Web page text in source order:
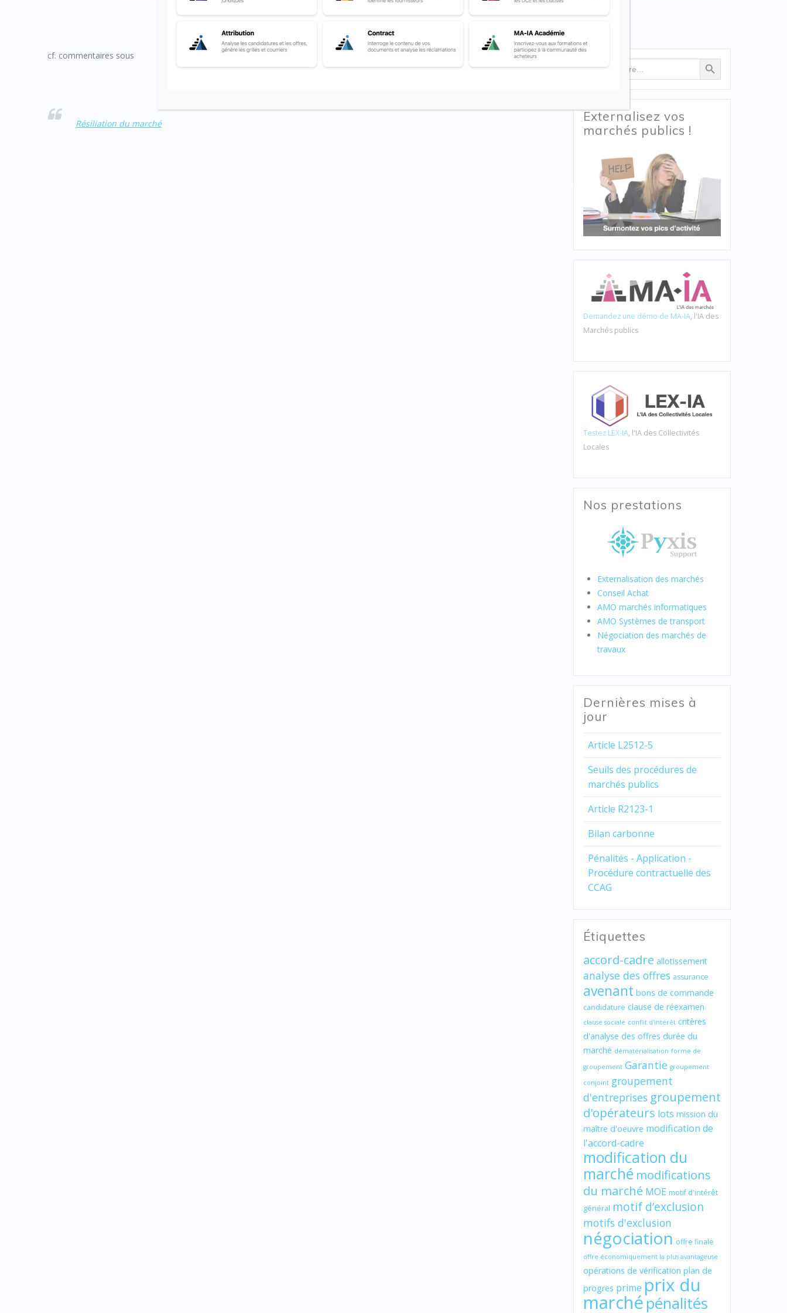
cf. commentaires sous
Résiliation du marché
for:
Search Button
Externalisez vos
marchés publics !
Demandez une démo de MA-IA, l'IA des
Marchés publics
Testez LEX-IA, l'IA des Collectivités
Locales
Nos prestations
Externalisation des marchés
Conseil Achat
AMO marchés informatiques
AMO Systèmes de transport
Négociation des marchés de
travaux
Dernières mises à
jour
Article L2512-5
Seuils des procédures de
marchés publics
Article R2123-1
Bilan carbonne
Pénalités - Application -
Procédure contractuelle des
CCAG
Étiquettes
accord-cadre allotissement
analyse des offres assurance
avenant bons de commande
candidature clause de réexamen
clause sociale conflit d'intérêt critères
d'analyse des offres durée du
marché dématérialisation forme de
groupement Garantie groupement
conjoint groupement
d'entreprises groupement
d'opérateurs lots mission du
maître d'oeuvre modification de
l'accord-cadre
modification du
marché modifications
du marché MOE motif d'intérêt
général motif d’exclusion
motifs d'exclusion
négociation offre finale
offre économiquement la plus avantageuse
opérations de vérification plan de
progres prime prix du
marché pénalités